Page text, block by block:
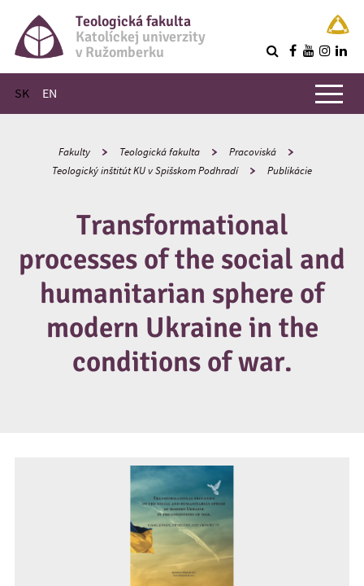
Teologická fakulta
Katolíckej univerzity
v Ružomberku
SK EN
Hlavné menu
Fakulty Teologická fakulta
Pracoviská
Teologický inštitút KU v Spišskom Podhradí
Publikácie
Transformational
processes of the social and
humanitarian sphere of
modern Ukraine in the
conditions of war.